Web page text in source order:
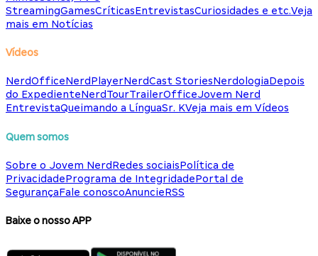
StreamingGamesCríticasEntrevistasCuriosidades e etc.Veja
mais em Notícias
Vídeos
NerdOfficeNerdPlayerNerdCast StoriesNerdologiaDepois
do ExpedienteNerdTourTrailerOfficeJovem Nerd
EntrevistaQueimando a LínguaSr. KVeja mais em Vídeos
Quem somos
Sobre o Jovem NerdRedes sociaisPolítica de
PrivacidadePrograma de IntegridadePortal de
SegurançaFale conoscoAnuncieRSS
Baixe o nosso APP